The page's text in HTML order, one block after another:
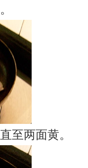
至两面黄。